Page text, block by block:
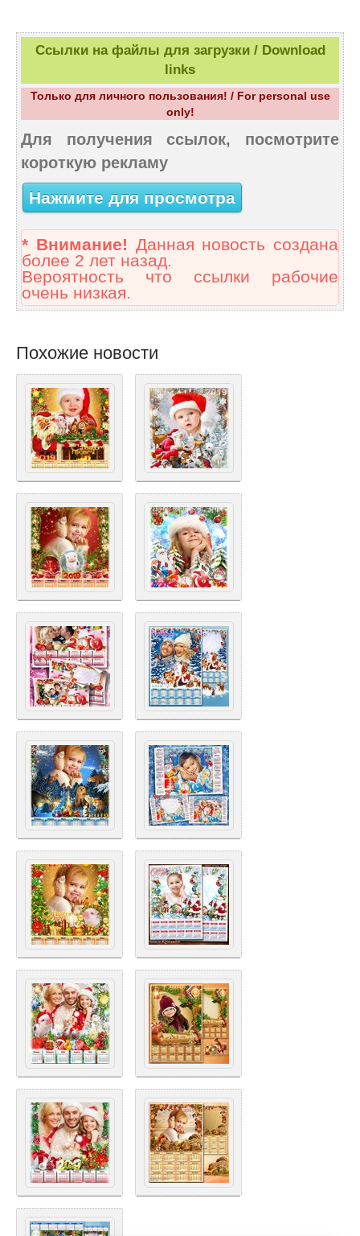
Ссылки на файлы для загрузки / Download
links
Только для личного пользования! / For personal use
only!
Для получения ссылок, посмотрите
короткую рекламу
Нажмите для просмотра
* Внимание! Данная новость создана
более 2 лет назад.
Вероятность что ссылки рабочие
очень низкая.
Похожие новости